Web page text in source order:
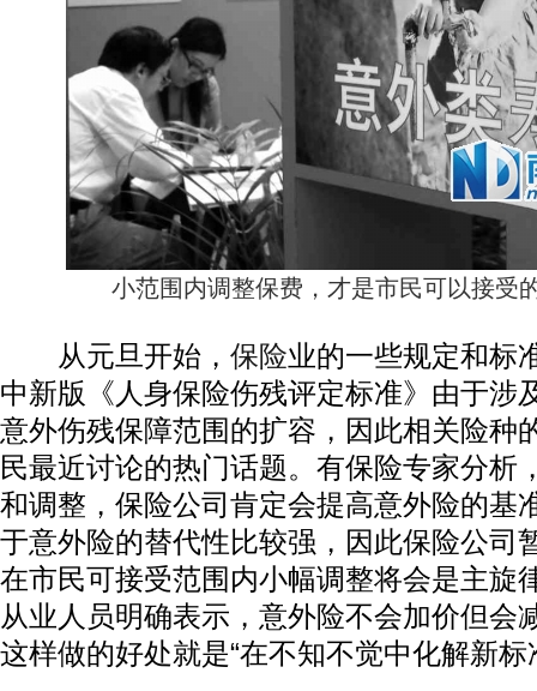
小范围内调整保费，才是市民可以接受
从元旦开始， 保险业的一些规定和标
中新版《人身保险伤残评定标准》由于涉
意外伤残保障范围的扩容，因此相关险种
民最近讨论的热门话题。有保险专家分析
和调整，保险公司肯定会提高意外险的基
于意外险的替代性比较强，因此保险公司
在市民可接受范围内小幅调整将会是主旋
从业人员明确表示，意外险不会加价但会
这样做的好处就是“在不知不觉中化解新标